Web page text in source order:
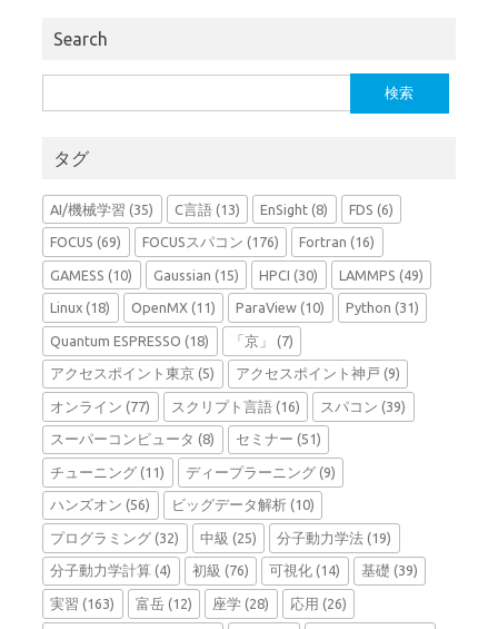
Search
索:
タグ
AI/機械学習 (35) C言語(13) EnSight (8) FDS (6)
FOCUS (69) FOCUSスパコン (176) Fortran (16)
GAMESS (10) Gaussian (15) HPCI (30) LAMMPS (49)
Linux (18) OpenMX(11) ParaView (10) Python (31)
Quantum ESPRESSO (18) 「京」 (7)
アクセスポイント東京 (5) アクセスポイント神戸 (9)
オンライン (77) スクリプト言語(16) スパコン (39)
スーパーコンピュータ (8) セミナー (51)
チューニング (11) ディープラーニング(9)
ハンズオン (56) ビッグデータ解析(10)
プログラミング (32) 中級 (25) 分子動力学法 (19)
分子動力学計算 (4) 初級 (76) 可視化 (14) 基礎 (39)
実習 (163) 富岳(12) 座学 (28) 応用 (26)